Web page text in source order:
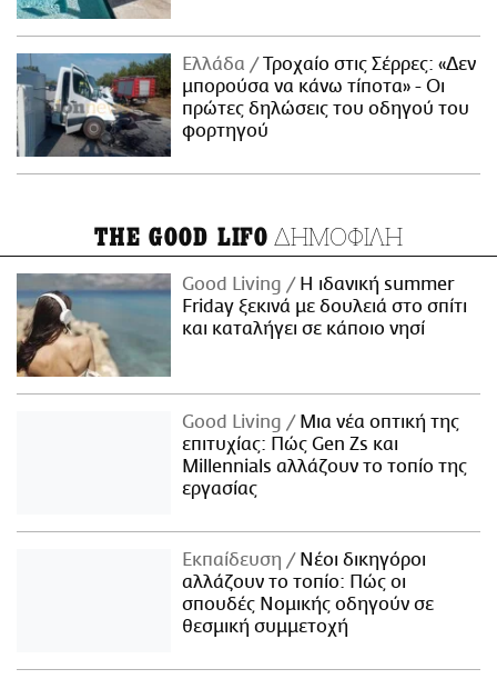
Ελλάδα
Τροχαίο στις Σέρρες: «Δεν
μπορούσα να κάνω τίποτα» - Οι
πρώτες δηλώσεις του οδηγού του
φορτηγού
THE GOOD LIFO ΔΗΜΟΦΙΛΗ
Good Living
Η ιδανική summer
Friday ξεκινά με δουλειά στο σπίτι
και καταλήγει σε κάποιο νησί
Good Living
Μια νέα οπτική της
επιτυχίας: Πώς Gen Zs και
Millennials αλλάζουν το τοπίο της
εργασίας
Εκπαίδευση
Νέοι δικηγόροι
αλλάζουν το τοπίο: Πώς οι
σπουδές Νομικής οδηγούν σε
θεσμική συμμετοχή